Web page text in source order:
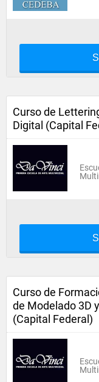
Curso de
Digital (Capital
Curso de
de Modelado 3D
(Capital Federal)